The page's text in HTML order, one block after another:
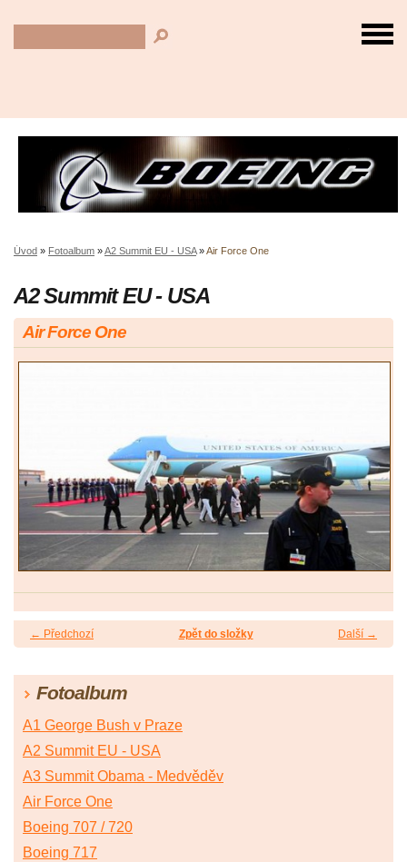
Úvod » Fotoalbum »A2 Summit EU - USA»Air Force One
A2 Summit EU - USA
Air Force One
← Předchozí Další →
Zpět do složky
Fotoalbum
A1 George Bush v Praze
A2 Summit EU - USA
A3 Summit Obama - Medvěděv
Air Force One
Boeing 707 / 720
Boeing 717